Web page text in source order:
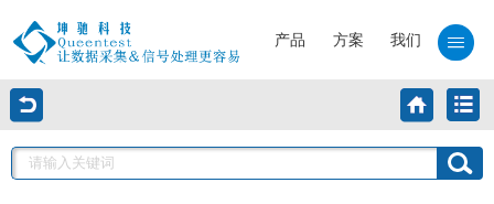
产品 方案 我们